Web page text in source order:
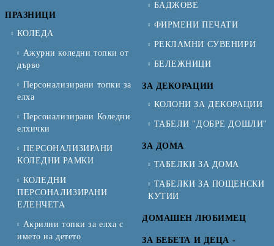
ПРАЗНИЦИ
КОЛЕДА
Ажурни коледни топки от
дърво
Персонализирани топки за
елха
Персонализирани Коледни
елхички
ПЕРСОНАЛИЗИРАНИ
КОЛЕДНИ РАМКИ
КОЛЕДНИ
ПЕРСОНАЛИЗИРАНИ
ЕЛЕНЧЕТА
Акрилни топки за елха с
името на детето
БАДЖОВЕ
ФИРМЕНИ ПЕЧАТИ
РЕКЛАМНИ СУВЕНИРИ
БЕЛЕЖНИЦИ
ЗА ДЕКОРАЦИИ
КОЛОНИ ЗА ДЕКОРАЦИИ
ТАБЕЛИ "ДОБРЕ ДОШЛИ"
ЗА ДОМА
ТАБЕЛКИ ЗА ДОМА
ТАБЕЛКИ ЗА ПОЩЕНСКИ
КУТИИ
ДОМАШЕН ЛЮБИМЕЦ
ЗА БЕБЕТА И ДЕЦА -